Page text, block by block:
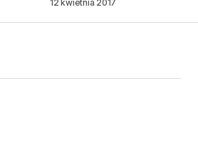
12 kwietnia 2017